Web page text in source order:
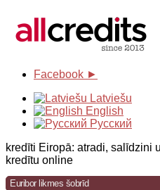
Facebook ►
Latviešu
English
Русский
kredīti Eiropā: atradi, salīdzini
kredītu online
Euribor likmes šobrīd